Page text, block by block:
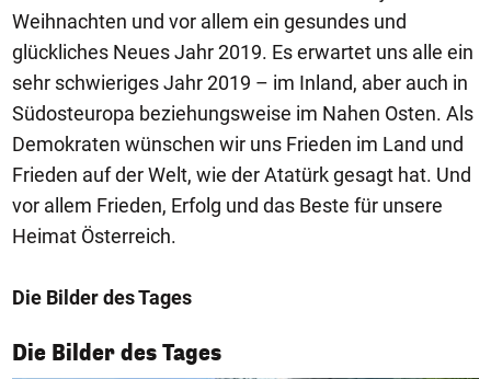
Weihnachten und vor allem ein gesundes und
glückliches Neues Jahr 2019. Es erwartet uns alle ein
sehr schwieriges Jahr 2019 – im Inland, aber auch in
Südosteuropa beziehungsweise im Nahen Osten. Als
Demokraten wünschen wir uns Frieden im Land und
Frieden auf der Welt, wie der Atatürk gesagt hat. Und
vor allem Frieden, Erfolg und das Beste für unsere
Heimat Österreich.
Die Bilder des Tages
Die Bilder des Tages
1/50